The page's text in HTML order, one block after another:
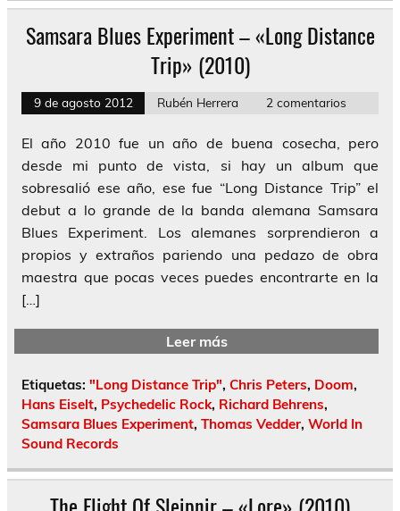
Samsara Blues Experiment – «Long Distance
Trip» (2010)
9 de agosto 2012 Rubén Herrera 2 comentarios
El año 2010 fue un año de buena cosecha, pero
desde mi punto de vista, si hay un album que
sobresalió ese año, ese fue “Long Distance Trip” el
debut a lo grande de la banda alemana Samsara
Blues Experiment. Los alemanes sorprendieron a
propios y extraños pariendo una pedazo de obra
maestra que pocas veces puedes encontrarte en la
[…]
Leer más
Etiquetas: "Long Distance Trip", Chris Peters, Doom,
Hans Eiselt, Psychedelic Rock, Richard Behrens,
Samsara Blues Experiment, Thomas Vedder, World In
Sound Records